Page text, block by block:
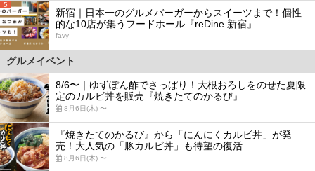
5
新宿｜日本一のグルメバーガーからスイーツまで！個性
的な10店が集うフードホール『reDine 新宿』
favy
グルメイベント
8/6〜｜ゆずぽん酢でさっぱり！大根おろしをのせた夏限
定のカルビ丼を販売『焼きたてのかるび』
8月6日(木) 〜
『焼きたてのかるび』から「にんにくカルビ丼」が発
売！大人気の「豚カルビ丼」も待望の復活
8月6日(木) 〜